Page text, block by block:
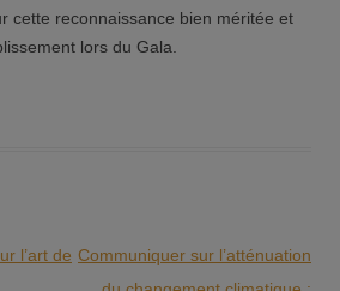
cette reconnaissance bien méritée et
lors du Gala.
l’art de Communiquer sur l’atténuation